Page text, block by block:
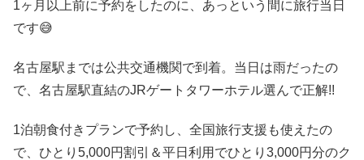
1ヶ月以上前に予約をしたのに、あっという間に旅行当日
です😅
名古屋駅までは公共交通機関で到着。当日は雨だったの
で、名古屋駅直結のJRゲートタワーホテル選んで正解!!
1泊朝食付きプランで予約し、全国旅行支援も使えたの
で、ひとり5,000円割引＆平日利用でひとり3,000円分のク